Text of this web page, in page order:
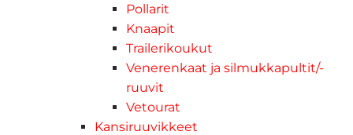
Pollarit
Knaapit
Trailerikoukut
Venerenkaat ja silmukkapultit/-
ruuvit
Vetourat
Kansiruuvikkeet